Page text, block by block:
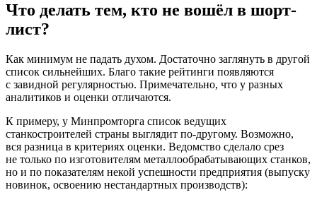
Что делать тем, кто не вошёл в шорт-
лист?
Как минимум не падать духом. Достаточно заглянуть в другой
список сильнейших. Благо такие рейтинги появляются
с завидной регулярностью. Примечательно, что у разных
аналитиков и оценки отличаются.
К примеру, у Минпромторга список ведущих
станкостроителей страны выглядит по-другому. Возможно,
вся разница в критериях оценки. Ведомство сделало срез
не только по изготовителям металлообрабатывающих станков,
но и по показателям некой успешности предприятия (выпуску
новинок, освоению нестандартных производств):